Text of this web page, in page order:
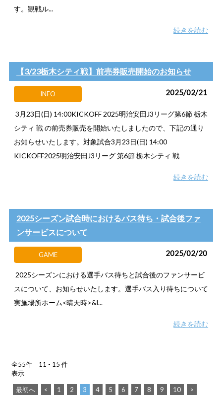
す。観戦ル...
続きを読む
【3/23栃木シティ戦】前売券販売開始のお知らせ
INFO 2025/02/21
3月23日(日) 14:00KICKOFF 2025明治安田J3リーグ第6節 栃木
シティ 戦 の前売券販売を開始いたしましたので、下記の通り
お知らせいたします。対象試合3月23日(日) 14:00
KICKOFF2025明治安田J3リーグ 第6節 栃木シティ 戦
続きを読む
2025シーズン試合時におけるバス待ち・試合後ファ
ンサービスについて
GAME 2025/02/20
2025シーズンにおける選手バス待ちと試合後のファンサービ
スについて、お知らせいたします。選手バス入り待ちについて
実施場所ホーム<晴天時>&l...
続きを読む
全55件 11 - 15 件
表示
最初へ < 1 2 3 4 5 6 7 8 9 10
>